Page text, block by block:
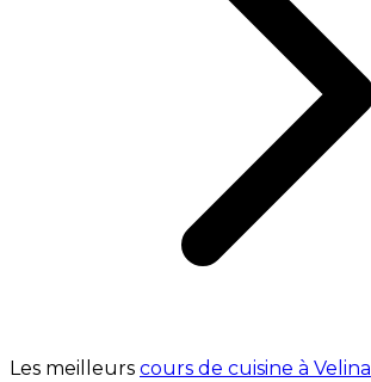
Les meilleurs cours de cuisine à Velina